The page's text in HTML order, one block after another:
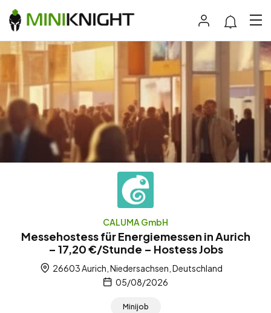
CALUMA GmbH
Messehostess für Energiemessen in Aurich
– 17,20 €/Stunde – Hostess Jobs
26603 Aurich, Niedersachsen, Deutschland
05/08/2026
Minijob